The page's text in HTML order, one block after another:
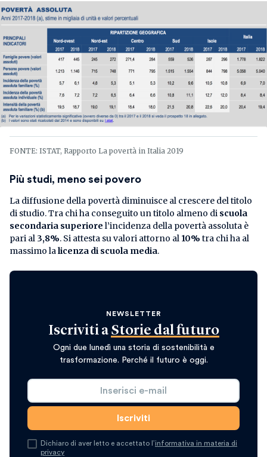
FONTE: ISTAT, Rapporto La povertà in Italia 2019
Più studi, meno sei povero
La diffusione della povertà diminuisce al crescere del titolo
di studio. Tra chi ha conseguito un titolo almeno di scuola
secondaria superiorel’incidenza della povertà assoluta è
pari al 3,8%. Si attesta su valori attorno al 10% tra chi ha al
massimo lalicenza di scuola media.
NEWSLETTER
Iscriviti a Storie dal futuro
Ogni due lunedì una storia di sostenibilità e
trasformazione. Perché il futuro è oggi.
Dichiaro di aver letto e accettato l’informativa in materia di
privacy